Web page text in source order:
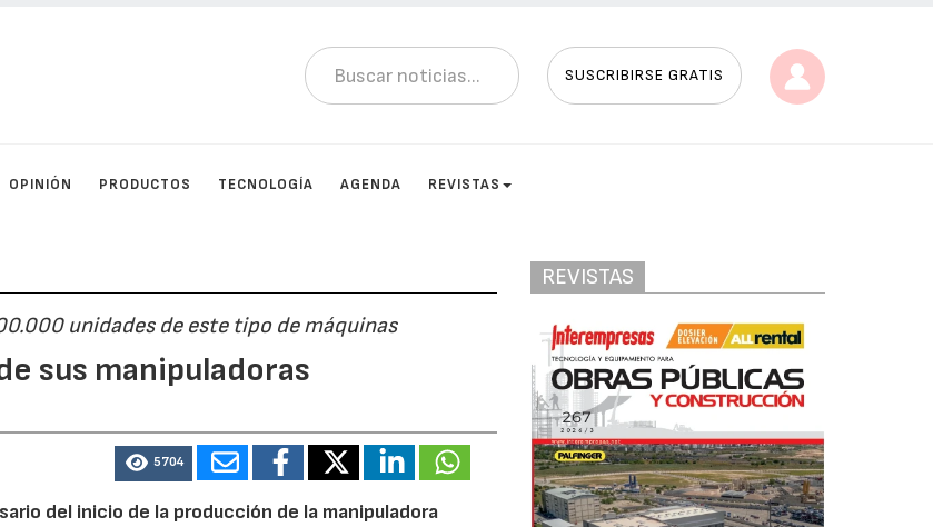
SUSCRIBIRSE GRATIS
OPINIÓN PRODUCTOS TECNOLOGÍA AGENDA REVISTAS
unidades de este tipo de máquinas
sus manipuladoras
5704
del inicio de la producción de la manipuladora
REVISTAS